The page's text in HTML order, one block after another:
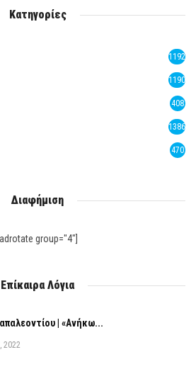
Κατηγορίες
1192
1190
408
1386
470
Διαφήμιση
group="4"]
Επίκαιρα Λόγια
| «Ανήκω...
2022